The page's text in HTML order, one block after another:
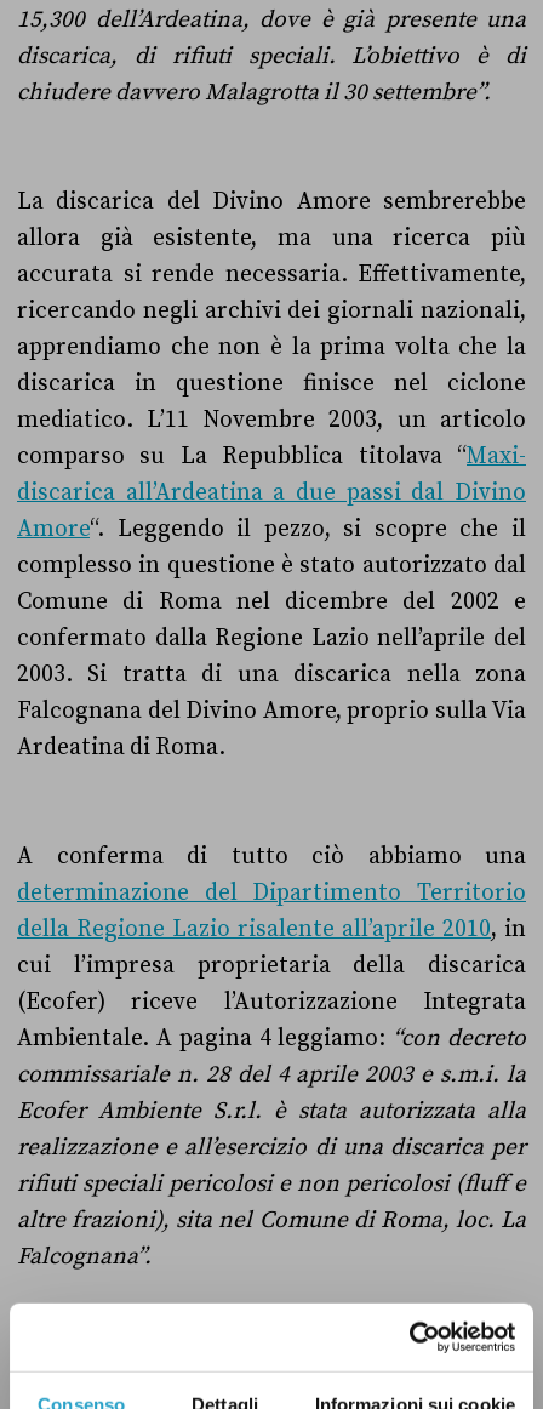
Consenso Dettagli Informazioni sui cookie
15,300 dell’Ardeatina, dove è già presente una
discarica, di rifiuti speciali. L’obiettivo è di
chiudere davvero Malagrotta il 30 settembre”.
La discarica del Divino Amore sembrerebbe
allora già esistente, ma una ricerca più
accurata si rende necessaria. Effettivamente,
ricercando negli archivi dei giornali nazionali,
apprendiamo che non è la prima volta che la
discarica in questione finisce nel ciclone
mediatico. L’11 Novembre 2003, un articolo
comparso su La Repubblica titolava “Maxi-
discarica all’Ardeatina a due passi dal Divino
Amore“. Leggendo il pezzo, si scopre che il
complesso in questione è stato autorizzato dal
Comune di Roma nel dicembre del 2002 e
confermato dalla Regione Lazio nell’aprile del
2003. Si tratta di una discarica nella zona
Falcognana del Divino Amore, proprio sulla Via
Ardeatina di Roma.
A conferma di tutto ciò abbiamo una
determinazione del Dipartimento Territorio
della Regione Lazio risalente all’aprile 2010, in
cui l’impresa proprietaria della discarica
(Ecofer) riceve l’Autorizzazione Integrata
Ambientale. A pagina 4 leggiamo: “con decreto
commissariale n. 28 del 4 aprile 2003 e s.m.i. la
Ecofer Ambiente S.r.l. è stata autorizzata alla
realizzazione e all’esercizio di una discarica per
rifiuti speciali pericolosi e non pericolosi (fluff e
altre frazioni), sita nel Comune di Roma, loc. La
Falcognana”.
Purtroppo i mezzi forniti dalla Regione Lazio
non ci consentono di recuperare il documento